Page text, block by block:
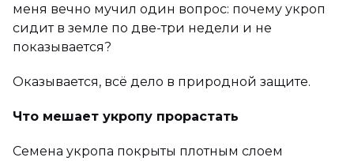
меня вечно мучил один вопрос: почему укроп
сидит в земле по две-три недели и не
показывается?
Оказывается, всё дело в природной защите.
Что мешает укропу прорастать
Семена укропа покрыты плотным слоем